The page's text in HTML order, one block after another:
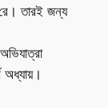
তারই জন্য